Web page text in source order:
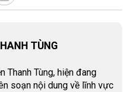
TÙNG
Thanh Tùng, hiện đang
soạn nội dung về lĩnh vực